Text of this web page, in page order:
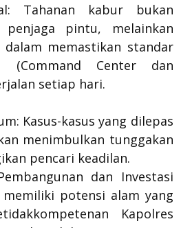
Tahanan kabur bukan
penjaga pintu, melainkan
dalam memastikan standar
(Command Center dan
setiap hari.
Kasus-kasus yang dilepas
menimbulkan tunggakan
pencari keadilan.
dan Investasi
memiliki potensi alam yang
Kapolres